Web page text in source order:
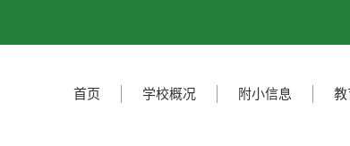
首页 学校概况 附小信息 教